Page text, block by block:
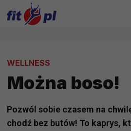
WELLNESS
Można boso!
Pozwól sobie czasem na
chodź bez butów! To kaprys,